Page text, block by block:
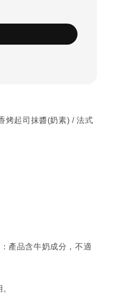
烤起司抹醬(奶素) / 法式
產品含牛奶成分，不適